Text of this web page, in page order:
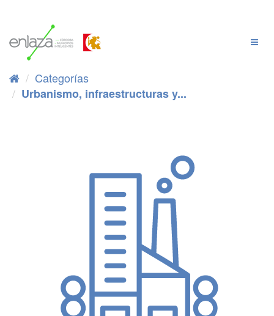
Categorías
Urbanismo, infraestructuras y...